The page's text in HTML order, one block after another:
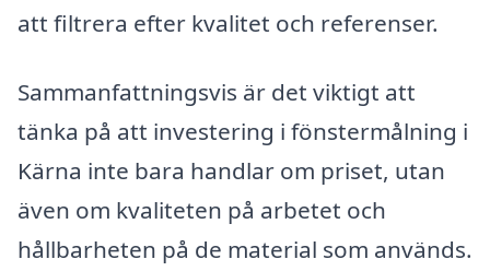
att filtrera efter kvalitet och referenser.
Sammanfattningsvis är det viktigt att
tänka på att investering i fönstermålning i
Kärna inte bara handlar om priset, utan
även om kvaliteten på arbetet och
hållbarheten på de material som används.